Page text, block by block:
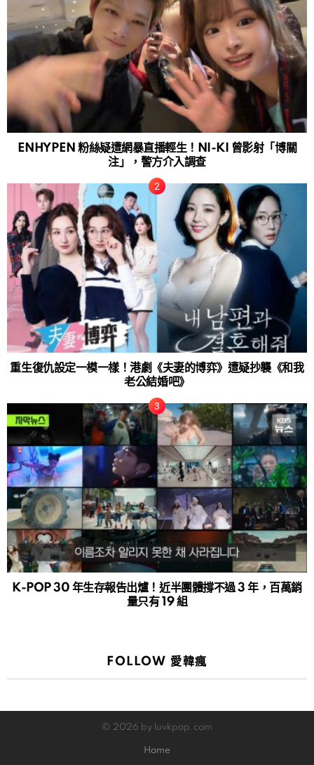
ENHYPEN 粉絲疑遭網暴直播輕生！NI-KI 曾影射「博關
注」，警方介入調查
重生復仇設定一模一樣！港劇《夫妻的博弈》遭疑抄襲《和我
老公結婚吧》
K-POP 30 年生存報告出爐！近半團體撐不過 3 年，百萬銷
量只有 19 組
FOLLOW 愛韓瘋
© 2026 by luvkpop.com
Home